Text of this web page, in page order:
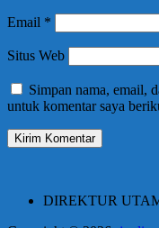
Email *
Situs Web
Simpan nama, email,
untuk komentar saya
DIREKTUR